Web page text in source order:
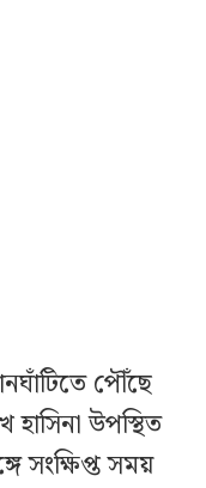
পৌঁছে
উপস্থিত
সংক্ষিপ্ত সময়